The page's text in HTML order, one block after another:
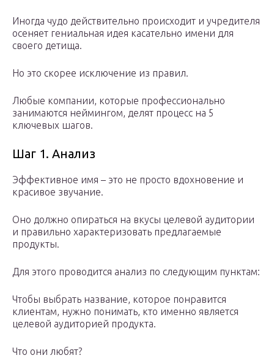
Иногда чудо действительно происходит и учредителя
осеняет гениальная идея касательно имени для
своего детища.
Но это скорее исключение из правил.
Любые компании, которые профессионально
занимаются неймингом, делят процесс на 5
ключевых шагов.
Шаг 1. Анализ
Эффективное имя – это не просто вдохновение и
красивое звучание.
Оно должно опираться на вкусы целевой аудитории
и правильно характеризовать предлагаемые
продукты.
Для этого проводится анализ по следующим пунктам:
Чтобы выбрать название, которое понравится
клиентам, нужно понимать, кто именно является
целевой аудиторией продукта.
Что они любят?